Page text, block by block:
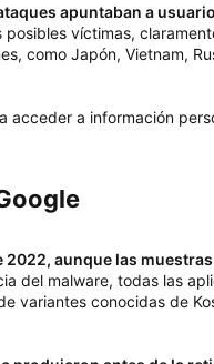
apuntaban a
víctimas,
como Japón, Vietnam,
acceder a información
aunque las
del malware, todas las
variantes conocidas de